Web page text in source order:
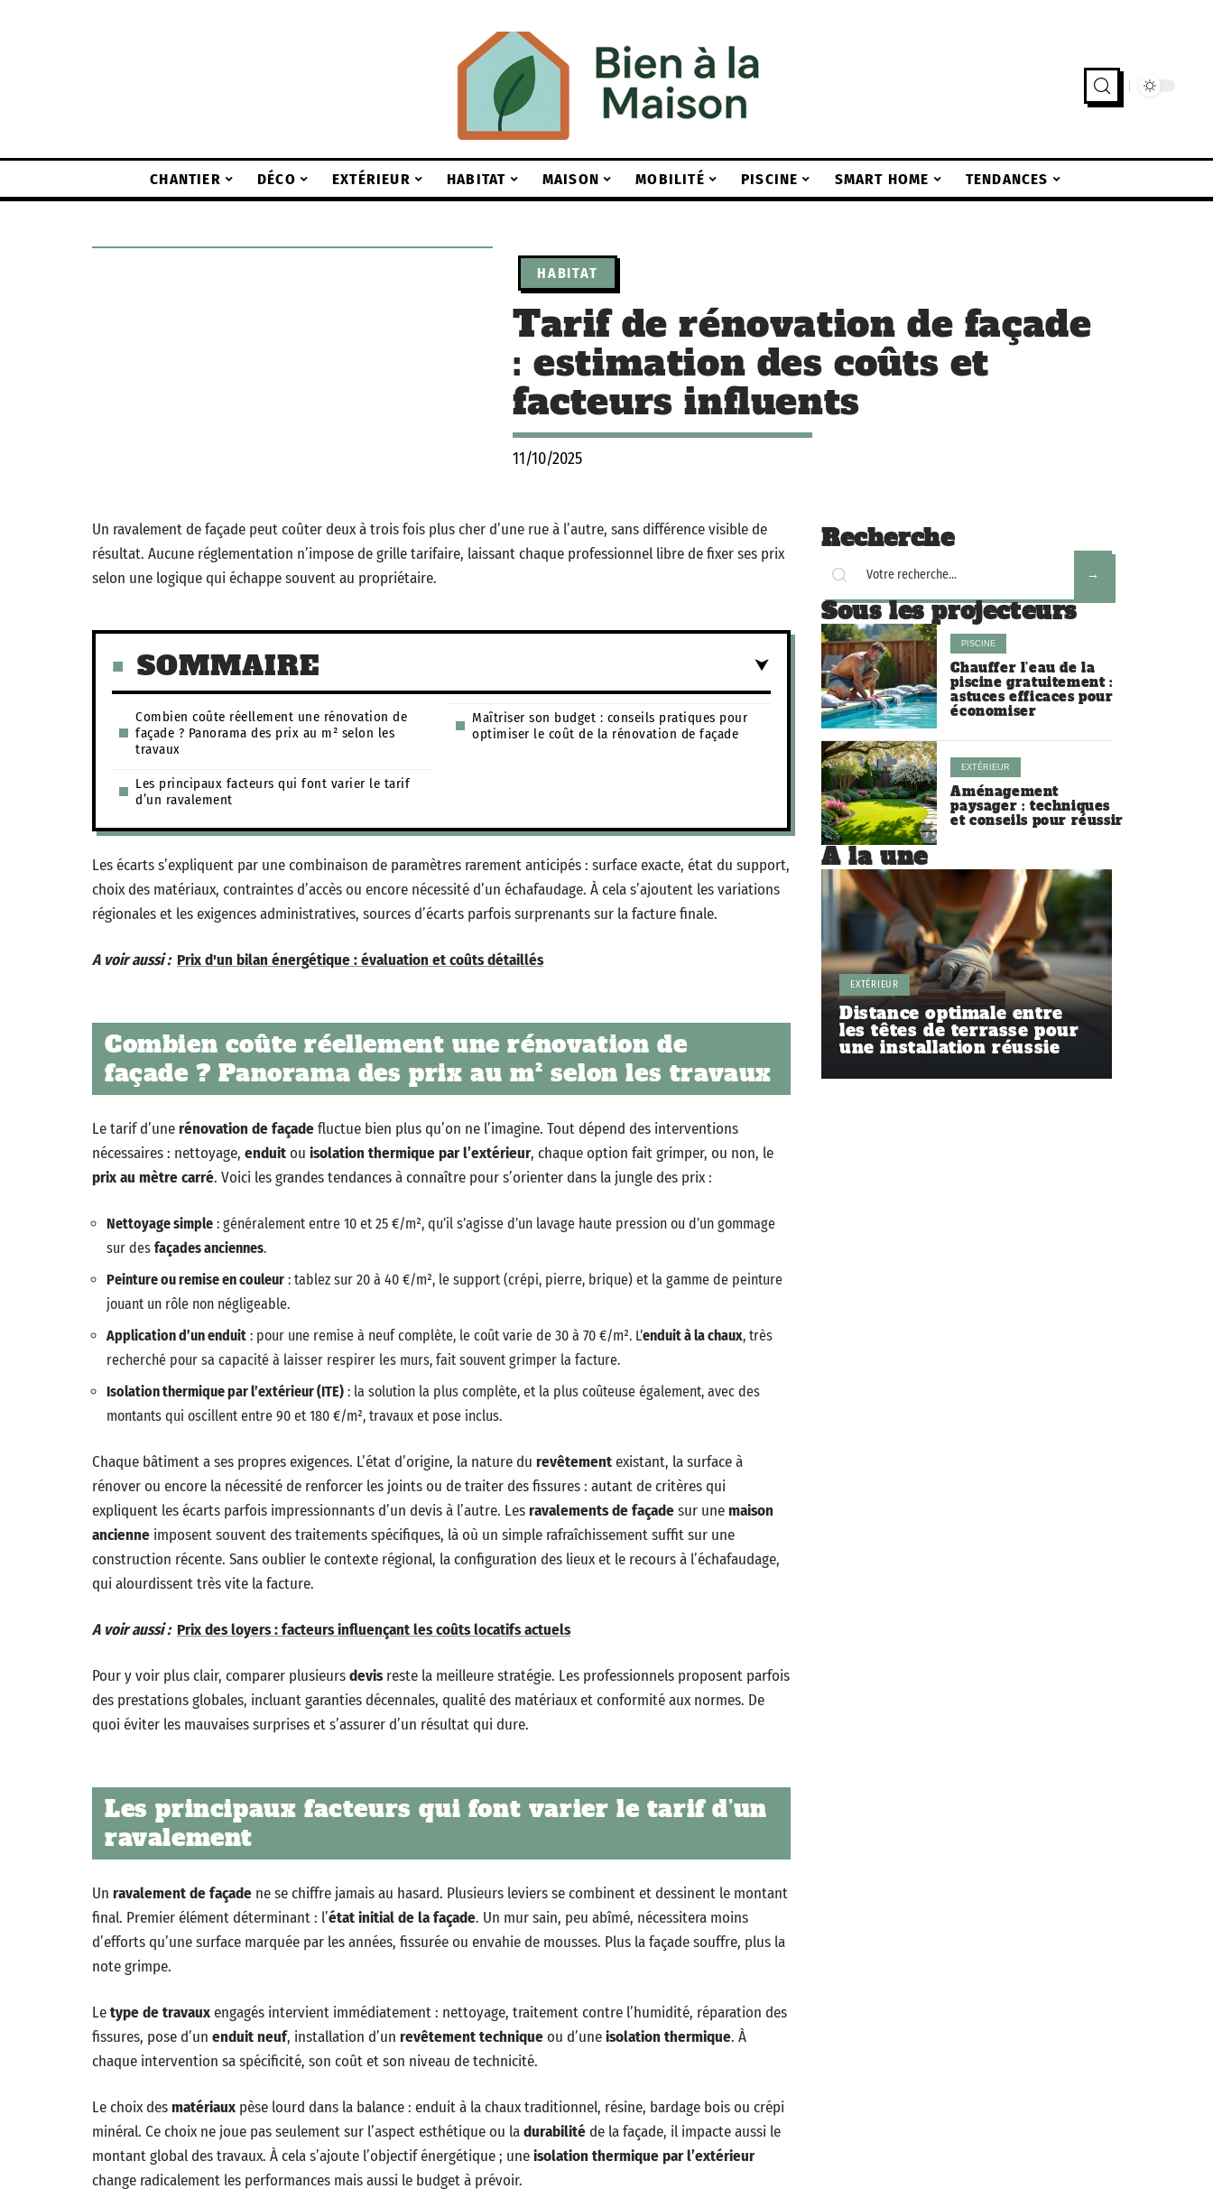
CHANTIER DÉCO EXTÉRIEUR HABITAT MAISON MOBILITÉ PISCINE SMART HOME TENDANCES
HABITAT
Tarif de rénovation de façade
: estimation des coûts et
facteurs influents
11/10/2025
Un ravalement de façade peut coûter deux à trois fois plus cher d’une rue à l’autre, sans différence visible de
résultat. Aucune réglementation n’impose de grille tarifaire, laissant chaque professionnel libre de fixer ses prix
selon une logique qui échappe souvent au propriétaire.
SOMMAIRE
Combien coûte réellement une rénovation de
façade ? Panorama des prix au m² selon les
travaux
Les principaux facteurs qui font varier le tarif
d’un ravalement
Maîtriser son budget : conseils pratiques pour
optimiser le coût de la rénovation de façade
Les écarts s’expliquent par une combinaison de paramètres rarement anticipés : surface exacte, état du support,
choix des matériaux, contraintes d’accès ou encore nécessité d’un échafaudage. À cela s’ajoutent les variations
régionales et les exigences administratives, sources d’écarts parfois surprenants sur la facture finale.
A voir aussi : Prix d'un bilan énergétique : évaluation et coûts détaillés
Combien coûte réellement une rénovation de
façade ? Panorama des prix au m² selon les travaux
Le tarif d’unerénovation de façadefluctue bien plus qu’on ne l’imagine. Tout dépend des interventions
nécessaires : nettoyage, enduitou isolation thermique par l’extérieur, chaque option fait grimper, ou non, le
prix au mètre carré. Voici les grandes tendances à connaître pour s’orienter dans la jungle des prix :
Nettoyage simple : généralement entre 10 et 25 €/m², qu’il s’agisse d’un lavage haute pression ou d’un gommage
sur des façades anciennes.
Peinture ou remise en couleur : tablez sur 20 à 40 €/m², le support (crépi, pierre, brique) et la gamme de peinture
jouant un rôle non négligeable.
Application d’un enduit : pour une remise à neuf complète, le coût varie de 30 à 70 €/m². L’enduit à la chaux, très
recherché pour sa capacité à laisser respirer les murs, fait souvent grimper la facture.
Isolation thermique par l’extérieur (ITE) : la solution la plus complète, et la plus coûteuse également, avec des
montants qui oscillent entre 90 et 180 €/m², travaux et pose inclus.
Chaque bâtiment a ses propres exigences. L’état d’origine, la nature du revêtementexistant, la surface à
rénover ou encore la nécessité de renforcer les joints ou de traiter des fissures : autant de critères qui
expliquent les écarts parfois impressionnants d’un devis à l’autre. Lesravalements de façadesur unemaison
ancienne imposent souvent des traitements spécifiques, là où un simple rafraîchissement suffit sur une
construction récente. Sans oublier le contexte régional, la configuration des lieux et le recours à l’échafaudage,
qui alourdissent très vite la facture.
A voir aussi : Prix des loyers : facteurs influençant les coûts locatifs actuels
Pour y voir plus clair, comparer plusieursdevisreste la meilleure stratégie. Les professionnels proposent parfois
des prestations globales, incluant garanties décennales, qualité des matériaux et conformité aux normes. De
quoi éviter les mauvaises surprises et s’assurer d’un résultat qui dure.
Les principaux facteurs qui font varier le tarif d’un
ravalement
Un ravalement de façade ne se chiffre jamais au hasard. Plusieurs leviers se combinent et dessinent le montant
final. Premier élément déterminant : l’état initial de la façade. Un mur sain, peu abîmé, nécessitera moins
d’efforts qu’une surface marquée par les années, fissurée ou envahie de mousses. Plus la façade souffre, plus la
note grimpe.
Letype de travauxengagés intervient immédiatement : nettoyage, traitement contre l’humidité, réparation des
fissures, pose d’un enduit neuf, installation d’un revêtement techniqueou d’uneisolation thermique. À
chaque intervention sa spécificité, son coût et son niveau de technicité.
Le choix desmatériaux pèse lourd dans la balance : enduit à la chaux traditionnel, résine, bardage bois ou crépi
minéral. Ce choix ne joue pas seulement sur l’aspect esthétique ou ladurabilitéde la façade, il impacte aussi le
montant global des travaux. À cela s’ajoute l’objectif énergétique ; uneisolation thermique par l’extérieur
change radicalement les performances mais aussi le budget à prévoir.
Recherche
Sous les projecteurs
PISCINE
Chauffer l’eau de la
piscine gratuitement :
astuces efficaces pour
économiser
EXTÉRIEUR
Aménagement
paysager : techniques
et conseils pour réussir
À la une
EXTÉRIEUR
Distance optimale entre
les têtes de terrasse pour
une installation réussie